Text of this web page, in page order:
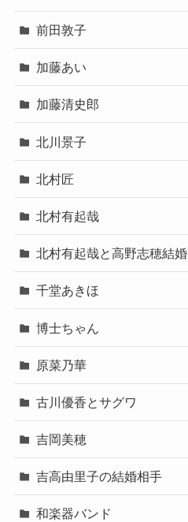
前田敦子
加藤あい
加藤清史郎
北川景子
北村匠
北村有起哉
北村有起哉と高野志穂結婚
千堂あきほ
博士ちゃん
原菜乃華
古川優香とサグワ
吉岡美穂
吉高由里子の結婚相手
和楽器バンド